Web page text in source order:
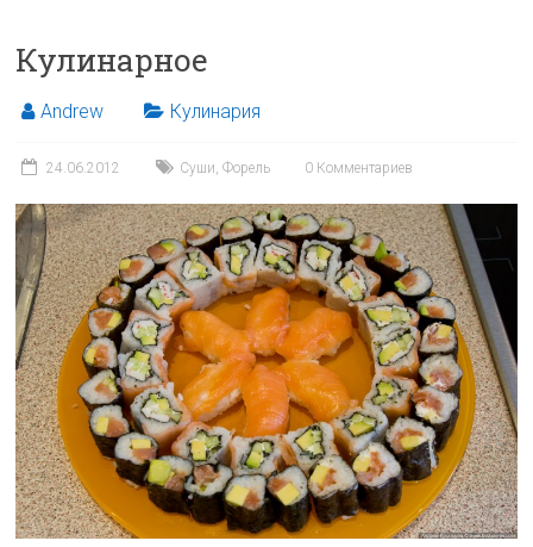
Кулинарное
Andrew Кулинария
24.06.2012 Суши,Форель 0 Комментариев